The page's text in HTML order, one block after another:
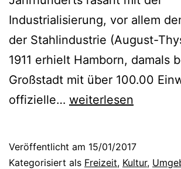
Industrialisierung, vor allem
der Stahlindustrie (August-
1911 erhielt Hamborn, damals
Großstadt mit über 100.00
offizielle… E
R
weiterlesen
Veröffentlicht am 15/01/2017
Kategorisiert als Freizeit, Kultur,